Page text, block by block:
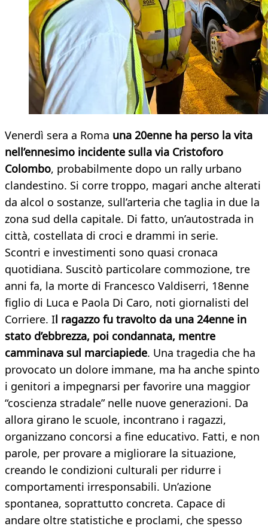
Venerdì sera a Roma una 20enne ha perso la vita
nell’ennesimo incidente sulla via Cristoforo
Colombo, probabilmente dopo un rally urbano
clandestino. Si corre troppo, magari anche alterati
da alcol o sostanze, sull’arteria che taglia in due la
zona sud della capitale. Di fatto, un’autostrada in
città, costellata di croci e drammi in serie.
Scontri e investimenti sono quasi cronaca
quotidiana. Suscitò particolare commozione, tre
anni fa, la morte di Francesco Valdiserri, 18enne
figlio di Luca e Paola Di Caro, noti giornalisti del
Corriere. Il ragazzo fu travolto da una 24enne in
stato d’ebbrezza, poi condannata, mentre
camminava sul marciapiede. Una tragedia che ha
provocato un dolore immane, ma ha anche spinto
i genitori a impegnarsi per favorire una maggior
“coscienza stradale” nelle nuove generazioni. Da
allora girano le scuole, incontrano i ragazzi,
organizzano concorsi a fine educativo. Fatti, e non
parole, per provare a migliorare la situazione,
creando le condizioni culturali per ridurre i
comportamenti irresponsabili. Un’azione
spontanea, soprattutto concreta. Capace di
andare oltre statistiche e proclami, che spesso